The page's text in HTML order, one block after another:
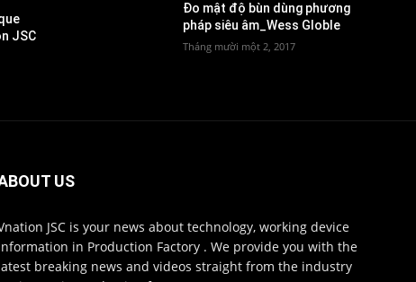
JSC
Đo mật độ bùn dùng phương
pháp siêu âm_Wess Globle
Tháng mười một 2, 2017
US
JSC is your news about technology, working device
in Production Factory . We provide you with the
breaking news and videos straight from the industry